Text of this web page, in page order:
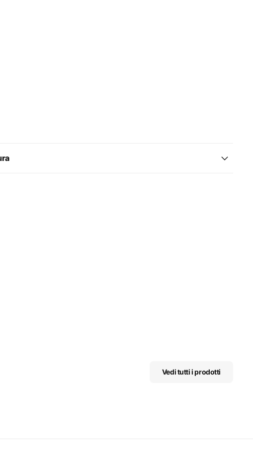
Vedi tutti i prodotti